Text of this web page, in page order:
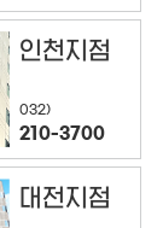
인천지점
032)
210-3700
대전지점